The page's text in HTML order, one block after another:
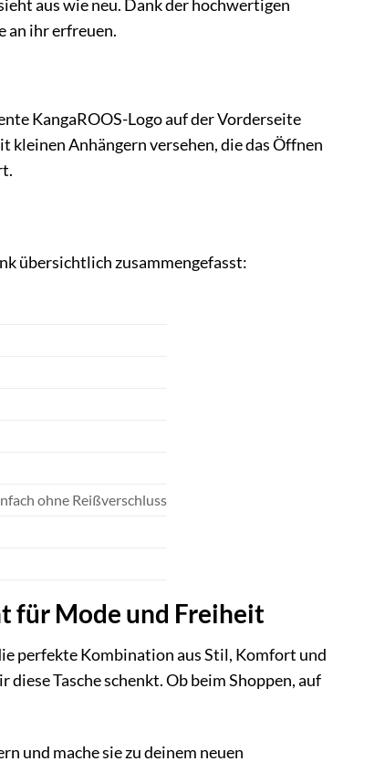
aus wie neu. Dank der hochwertigen
an ihr erfreuen.
KangaROOS-Logo auf der Vorderseite
kleinen Anhängern versehen, die das Öffnen
übersichtlich zusammengefasst:
ohne Reißverschluss
für Mode und Freiheit
perfekte Kombination aus Stil, Komfort und
Tasche schenkt. Ob beim Shoppen, auf
und mache sie zu deinem neuen